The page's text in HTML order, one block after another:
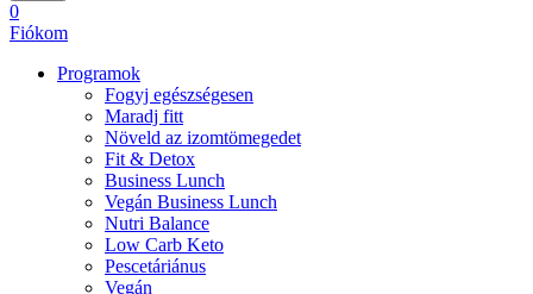
0
Fiókom
Programok
Fogyj egészségesen
Maradj fitt
Növeld az izomtömegedet
Fit & Detox
Business Lunch
Vegán Business Lunch
Nutri Balance
Low Carb Keto
Pescetáriánus
Vegán